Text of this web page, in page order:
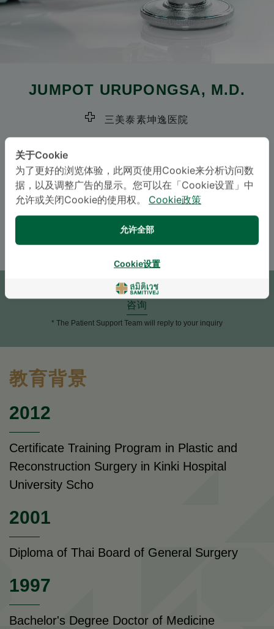
JUMPOT URUPONGSA, M.D.
三美泰素坤逸医院
Surgery
语言
预约
咨询
* The Patient Support Team will reply to your inquiry
教育背景
2012
Certificate Training Program in Plastic and
Reconstruction Surgery in Kinki Hospital
University Scho
2001
Diploma of Thai Board of General Surgery
1997
Bachelor's Degree Doctor of Medicine
关于Cookie
为了更好的浏览体验，此网页使用Cookie来分析访问数
据，以及调整广告的显示。您可以在「Cookie设置」中
允许或关闭Cookie的使用权。
Cookie政策
允许全部
Cookie设置